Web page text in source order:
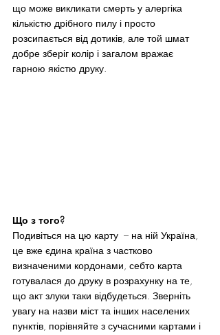
що може викликати смерть у алергіка
кількістю дрібного пилу і просто
розсипається від дотиків, але той шмат
добре зберіг колір і загалом вражає
гарною якістю друку.
Що з того?
Подивіться на цю карту  – на ній Україна,
це вже єдина країна з частково
визначеними кордонами, себто карта
готувалася до друку в розрахунку на те,
що акт злуки таки відбудеться. Зверніть
увагу на назви міст та інших населених
пунктів, порівняйте з сучасними картами і